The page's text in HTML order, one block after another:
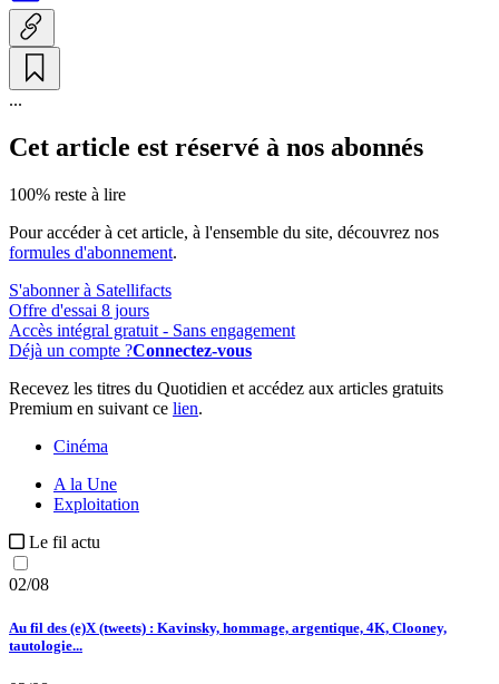
...
Cet article est réservé à nos abonnés
100% reste à lire
Pour accéder à cet article, à l'ensemble du site, découvrez nos
formules d'abonnement.
S'abonner à Satellifacts
Offre d'essai 8 jours
Accès intégral gratuit - Sans engagement
Déjà un compte ?Connectez-vous
Recevez les titres du Quotidien et accédez aux articles gratuits
Premium en suivant ce lien.
Cinéma
A la Une
Exploitation
Le fil actu
02/08
Au fil des (e)X (tweets) : Kavinsky, hommage, argentique, 4K, Clooney,
tautologie...